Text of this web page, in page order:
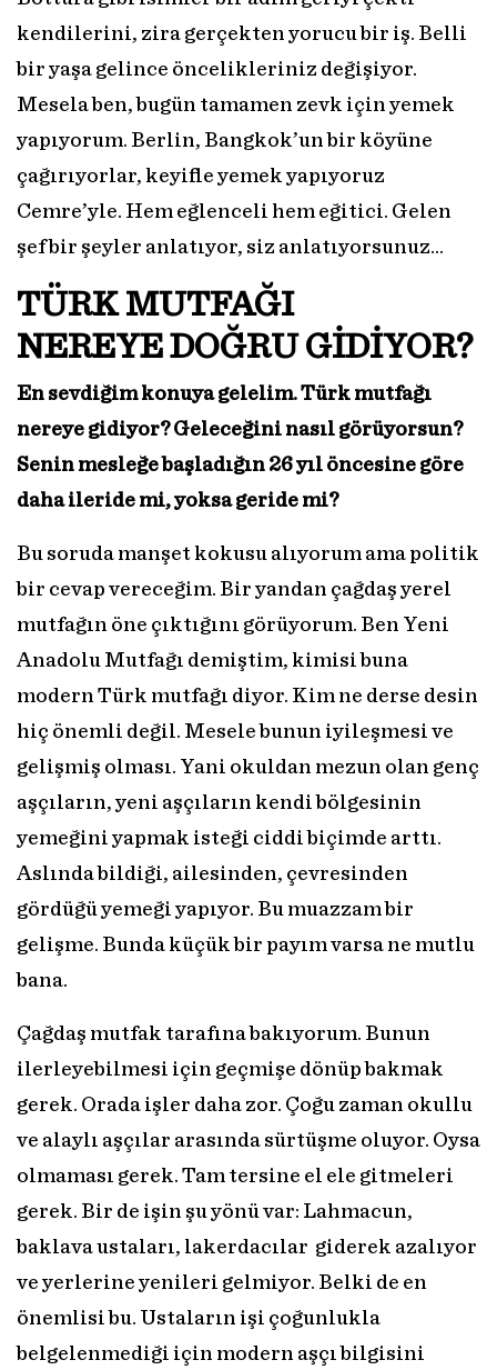
kendilerini, zira gerçekten yorucu bir iş. Belli
bir yaşa gelince öncelikleriniz değişiyor.
Mesela ben, bugün tamamen zevk için yemek
yapıyorum. Berlin, Bangkok’un bir köyüne
çağırıyorlar, keyifle yemek yapıyoruz
Cemre’yle. Hem eğlenceli hem eğitici. Gelen
şef bir şeyler anlatıyor, siz anlatıyorsunuz...
TÜRK MUTFAĞI
NEREYEDOĞRU GİDİYOR?
En sevdiğim konuya gelelim. Türk mutfağı
nereye gidiyor? Geleceğini nasıl görüyorsun?
Senin mesleğe başladığın 26 yıl öncesine göre
daha ileride mi, yoksa geride mi?
Bu soruda manşet kokusu alıyorum ama politik
bir cevap vereceğim. Bir yandan çağdaş yerel
mutfağın öne çıktığını görüyorum. Ben Yeni
Anadolu Mutfağı demiştim, kimisi buna
modern Türk mutfağı diyor. Kim ne derse desin
hiç önemli değil. Mesele bunun iyileşmesi ve
gelişmiş olması. Yani okuldan mezun olan genç
aşçıların, yeni aşçıların kendi bölgesinin
yemeğini yapmak isteği ciddi biçimde arttı.
Aslında bildiği, ailesinden, çevresinden
gördüğü yemeği yapıyor. Bu muazzam bir
gelişme. Bunda küçük bir payım varsa ne mutlu
bana.
Çağdaş mutfak tarafına bakıyorum. Bunun
ilerleyebilmesi için geçmişe dönüp bakmak
gerek. Orada işler daha zor. Çoğu zaman okullu
ve alaylı aşçılar arasında sürtüşme oluyor. Oysa
olmaması gerek. Tam tersine el ele gitmeleri
gerek. Bir de işin şu yönü var: Lahmacun,
baklava ustaları, lakerdacılar giderek azalıyor
ve yerlerine yenileri gelmiyor. Belki de en
önemlisi bu. Ustaların işi çoğunlukla
belgelenmediği için modern aşçı bilgisini